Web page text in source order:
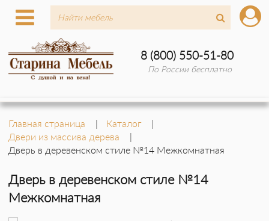
8 (800) 550-51-80
По России бесплатно
Главная страница
Каталог
Двери из массива дерева
Дверь в деревенском стиле №14 Межкомнатная
Дверь в деревенском стиле №14
Межкомнатная